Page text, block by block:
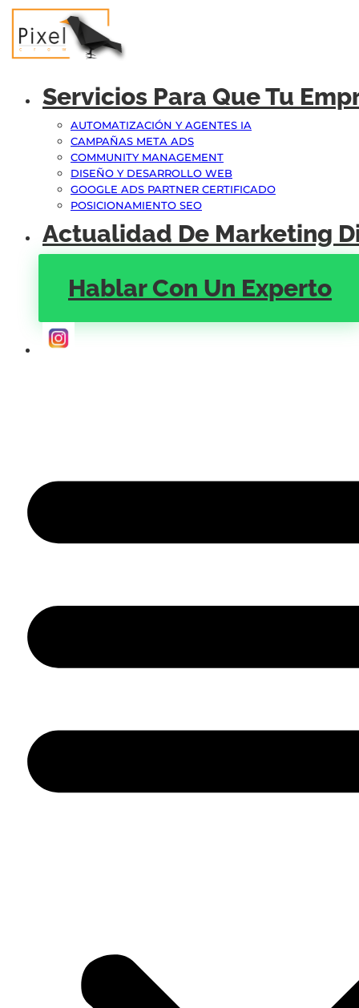
Servicios Para Que Tu
AUTOMATIZACIÓN Y AGENTES IA
CAMPAÑAS META ADS
COMMUNITY MANAGEMENT
DISEÑO Y DESARROLLO WEB
GOOGLE ADS PARTNER CERTIFICADO
POSICIONAMIENTO SEO
Actualidad De Marketing
Hablar Con Un Experto